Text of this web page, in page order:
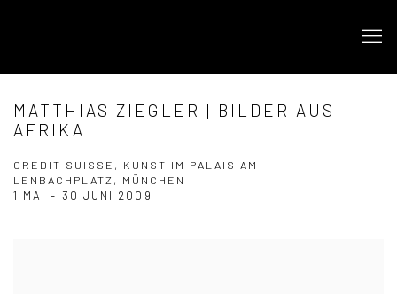
MATTHIAS ZIEGLER | BILDER AUS
AFRIKA
CREDIT SUISSE, KUNST IM PALAIS AM
LENBACHPLATZ, MÜNCHEN
1 MAI - 30 JUNI 2009